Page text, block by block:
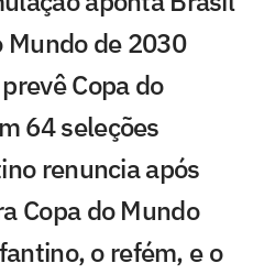
Mundo de 2030
Copa do
64 seleções
renuncia após
Copa do Mundo
o refém, e o